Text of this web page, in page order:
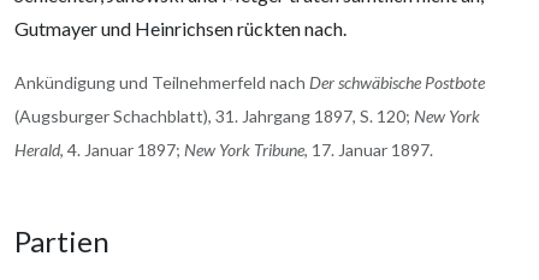
Gutmayer und Heinrichsen rückten nach.
Ankündigung und Teilnehmerfeld nach Der schwäbische Postbote
(Augsburger Schachblatt), 31. Jahrgang 1897, S. 120; New York
Herald, 4. Januar 1897; New York Tribune, 17. Januar 1897.
Partien